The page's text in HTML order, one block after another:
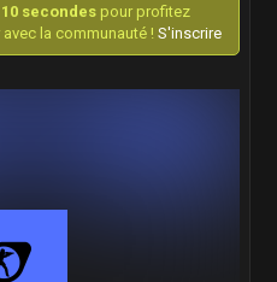
secondespour profitez
la communauté ! S'inscrire